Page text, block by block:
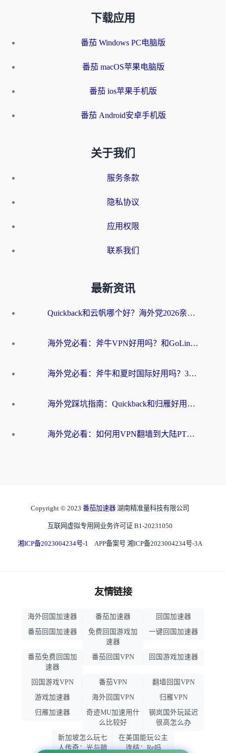
下载应用
番茄 Windows PC电脑版
番茄 macOS苹果电脑版
番茄 ios苹果手机版
番茄 Android安卓手机版
关于我们
服务条款
隐私协议
应用权限
联系我们
最新资讯
Quickback和云帆哪个好？海外党2026亲测指南：选对加速器大陆工具，无缝刷国内剧玩国服
海外党必看：斧牛VPN好用吗？和GoLinkVPN对比哪个回国效果更好？
海外党必看：斧牛和夏时国际好用吗？3步选对回国加速器，无缝刷国内资源
海外党踩坑指南：Quickback和归雁好用吗？选对加速器才能无缝刷国内资源
海外党必看：如何用VPN翻墙到大陆PTT？一篇解决你所有回国加速痛点
Copyright © 2023 番茄加速器 湖南精准量科技有限公司
互联网虚拟专用网业务许可证 B1-20231050
湘ICP备2023004234号-1 APP备案号 湘ICP备2023004234号-3A
友情链接
海外回国加速器 番茄加速器
回国加速器
番茄回国加速器
免费回国游戏加
速器
一键回国加速器
番茄免费回国加
速器
番茄回国VPN 回国游戏加速器
回国游戏VPN 番茄VPN
翻墙回国VPN
游戏加速器
海外回国VPN
归雁VPN
归雁加速器
奇迹MU加速用什
么比较好
钢岚国外玩延迟
很高怎么办
新加坡怎么玩七
人传奇：光与暗
在美国能玩公主
连结：Re吗